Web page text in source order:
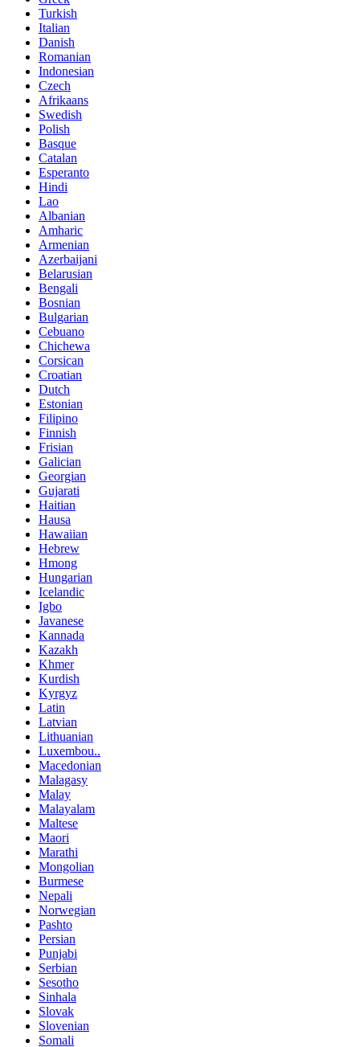
Turkish
Italian
Danish
Romanian
Indonesian
Czech
Afrikaans
Swedish
Polish
Basque
Catalan
Esperanto
Hindi
Lao
Albanian
Amharic
Armenian
Azerbaijani
Belarusian
Bengali
Bosnian
Bulgarian
Cebuano
Chichewa
Corsican
Croatian
Dutch
Estonian
Filipino
Finnish
Frisian
Galician
Georgian
Gujarati
Haitian
Hausa
Hawaiian
Hebrew
Hmong
Hungarian
Icelandic
Igbo
Javanese
Kannada
Kazakh
Khmer
Kurdish
Kyrgyz
Latin
Latvian
Lithuanian
Luxembou..
Macedonian
Malagasy
Malay
Malayalam
Maltese
Maori
Marathi
Mongolian
Burmese
Nepali
Norwegian
Pashto
Persian
Punjabi
Serbian
Sesotho
Sinhala
Slovak
Slovenian
Somali